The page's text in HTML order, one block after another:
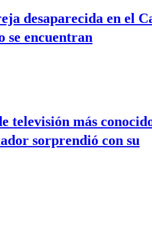
desaparecida en el
se encuentran
televisión más
sorprendió con su